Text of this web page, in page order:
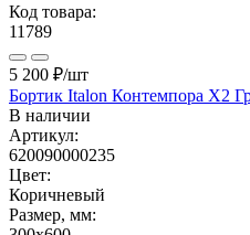
Код товара:
11789
5 200 ₽/шт
Бортик Italon Контемпора X2
В наличии
Артикул:
620090000235
Цвет:
Коричневый
Размер, мм: